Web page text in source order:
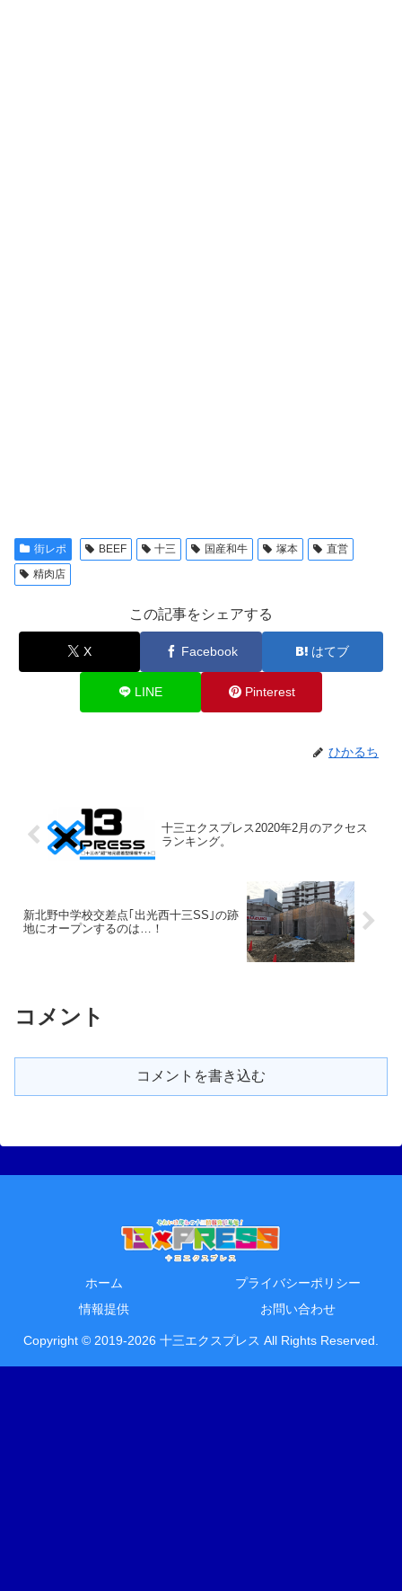
街レポ BEEF 十三 国産和牛 塚本
直営
精肉店
この記事をシェアする
X Facebook はてブ
LINE Pinterest
ひかるち
十三エクスプレス2020年2月のアクセス
ランキング。
新北野中学校交差点｢出光西十三SS｣の跡
地にオープンするのは…！
コメント
コメントを書き込む
ホーム
プライバシーポリシー
情報提供
お問い合わせ
Copyright © 2019-2026 十三エクスプレス All Rights Reserved.